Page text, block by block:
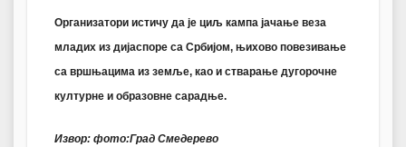
Организатори истичу да је циљ кампа јачање веза
младих из дијаспоре са Србијом, њихово повезивање
са вршњацима из земље, као и стварање дугорочне
културне и образовне сарадње.
Извор: фото:Град Смедерево